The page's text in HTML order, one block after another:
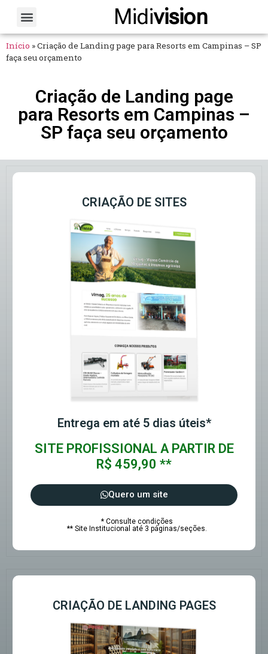
Midivision
Início »Criação de Landing page para Resorts em Campinas – SP
faça seu orçamento
Criação de Landing page
para Resorts em Campinas –
SP faça seu orçamento
CRIAÇÃO DE SITES
Entrega em até 5 dias úteis*
SITE PROFISSIONAL A PARTIR DE
R$ 459,90 **
Quero um site
* Consulte condições
** Site Institucional até 3 páginas/seções.
CRIAÇÃO DE LANDING PAGES